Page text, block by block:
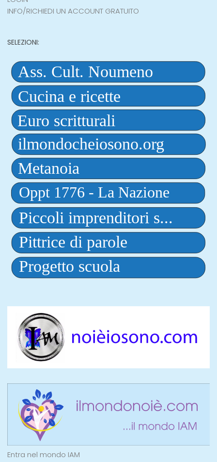
INFO/RICHIEDI UN ACCOUNT GRATUITO
SELEZIONI:
Entra nel mondo IAM